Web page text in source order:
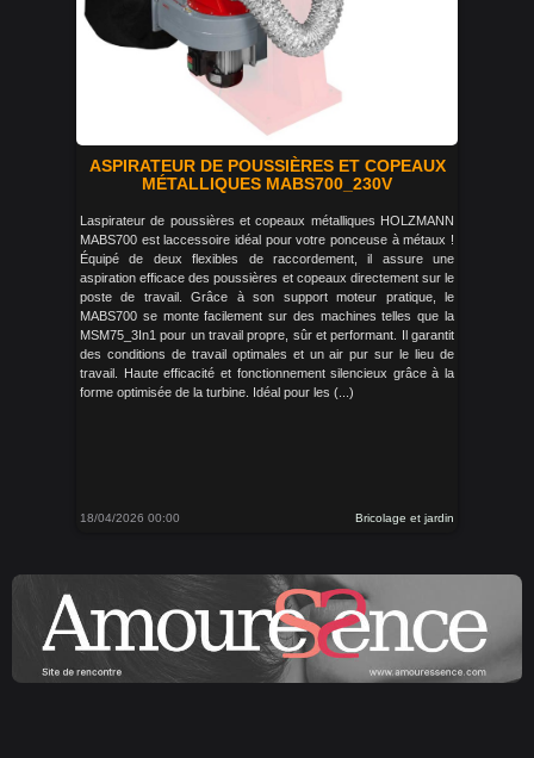
ASPIRATEUR DE POUSSIÈRES ET COPEAUX
MÉTALLIQUES MABS700_230V
Laspirateur de poussières et copeaux métalliques HOLZMANN
MABS700 est laccessoire idéal pour votre ponceuse à métaux !
Équipé de deux flexibles de raccordement, il assure une
aspiration efficace des poussières et copeaux directement sur le
poste de travail. Grâce à son support moteur pratique, le
MABS700 se monte facilement sur des machines telles que la
MSM75_3In1 pour un travail propre, sûr et performant. Il garantit
des conditions de travail optimales et un air pur sur le lieu de
travail. Haute efficacité et fonctionnement silencieux grâce à la
forme optimisée de la turbine. Idéal pour les (...)
18/04/2026 00:00 Bricolage et jardin